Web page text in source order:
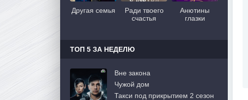
Другая семья
Ради твоего
счастья
Анютины
глазки
ТОП 5 ЗА НЕДЕЛЮ
Вне закона
Чужой дом
Такси под прикрытием 2 сезон